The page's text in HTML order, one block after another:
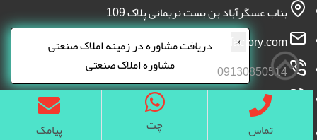
تماس چت پیامک
×
دریافت مشاوره در زمینه املاک صنعتی
مشاوره املاک صنعتی
بناب عسگرآباد بن بست نریمانی پلاک 109
09130850514